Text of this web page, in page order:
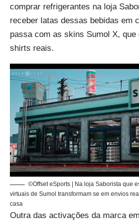
comprar refrigerantes na loja
receber latas dessas bebidas em
passa com as skins Sumol X, que
shirts reais.
©Offset eSports | Na loja Saborista que
virtuais de Sumol transformam se em envios
casa
Outra das activações da marca